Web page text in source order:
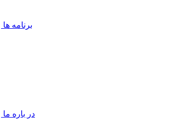
برنامه ها
در باره ما